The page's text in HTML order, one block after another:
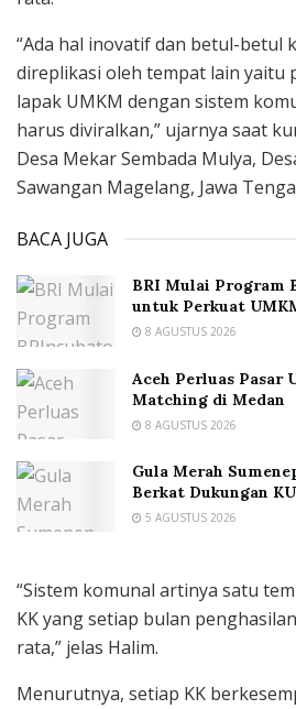
“Ada hal inovatif dan betul-betul
direplikasi oleh tempat lain yaitu
lapak UMKM dengan sistem
harus diviralkan,” ujarnya saat
Desa Mekar Sembada Mulya,
Sawangan Magelang, Jawa
BACA JUGA
BRI Mulai Program
untuk Perkuat
8 AGUSTUS 2026
Aceh Perluas Pasar
Matching di Medan
8 AGUSTUS 2026
Gula Merah
Berkat Dukungan
5 AGUSTUS 2026
“Sistem komunal artinya satu
KK yang setiap bulan
rata,” jelas Halim.
Menurutnya, setiap KK